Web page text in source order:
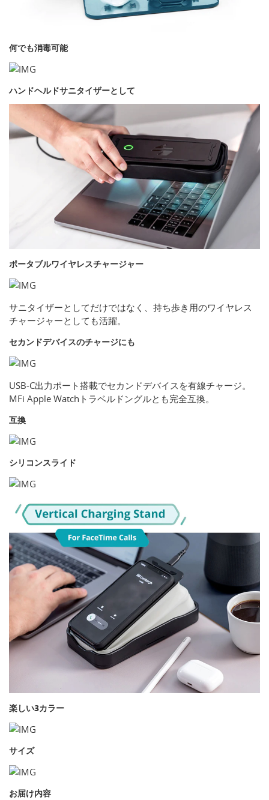
何でも消毒可能
ハンドヘルドサニタイザーとして
ポータブルワイヤレスチャージャー
サニタイザーとしてだけではなく、持ち歩き用のワイヤレス
チャージャーとしても活躍。
セカンドデバイスのチャージにも
USB-C出力ポート搭載でセカンドデバイスを有線チャージ。
MFi Apple Watchトラベルドングルとも完全互換。
互換
シリコンスライド
楽しい3カラー
サイズ
お届け内容